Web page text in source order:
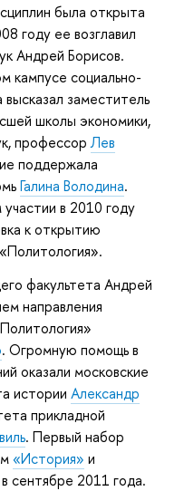
была открыта
году ее возглавил
Андрей Борисов.
кампусе социально-
заместитель
школы экономики,
профессорЛев
поддержала
Галина Володина.
в 2010 году
к открытию
факультета Андрей
направления
. Огромную помощь в
оказали московские
истории Александр
прикладной
. Первый набор
«История» и
сентябре 2011 года.